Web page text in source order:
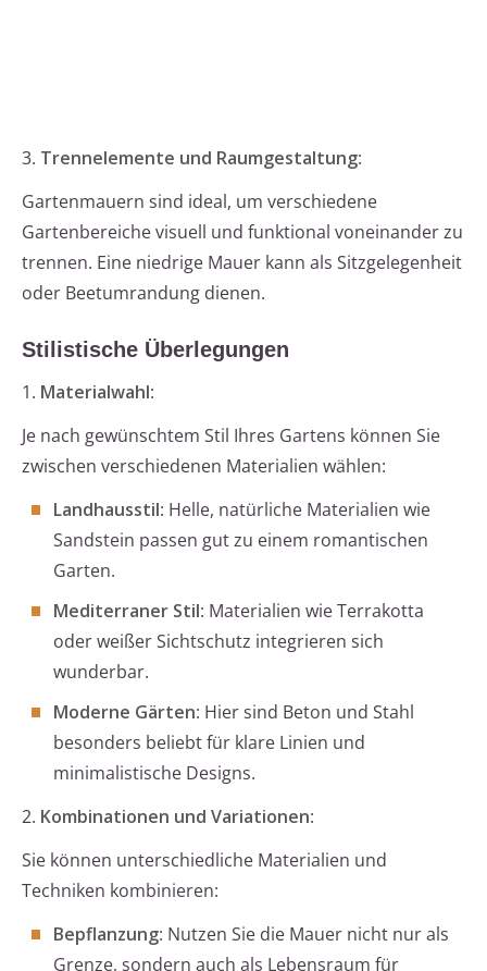
3. Trennelemente und Raumgestaltung:
Gartenmauern sind ideal, um verschiedene
Gartenbereiche visuell und funktional voneinander zu
trennen. Eine niedrige Mauer kann als Sitzgelegenheit
oder Beetumrandung dienen.
Stilistische Überlegungen
1. Materialwahl:
Je nach gewünschtem Stil Ihres Gartens können Sie
zwischen verschiedenen Materialien wählen:
Landhausstil: Helle, natürliche Materialien wie
Sandstein passen gut zu einem romantischen
Garten.
Mediterraner Stil: Materialien wie Terrakotta
oder weißer Sichtschutz integrieren sich
wunderbar.
Moderne Gärten: Hier sind Beton und Stahl
besonders beliebt für klare Linien und
minimalistische Designs.
2. Kombinationen und Variationen:
Sie können unterschiedliche Materialien und
Techniken kombinieren:
Bepflanzung: Nutzen Sie die Mauer nicht nur als
Grenze, sondern auch als Lebensraum für